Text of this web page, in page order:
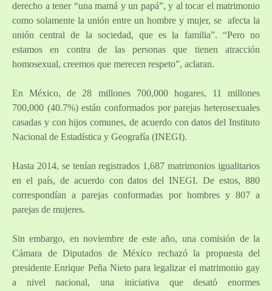
derecho a tener “una mamá y un papá”, y al tocar el matrimonio
como solamente la unión entre un hombre y mujer, se afecta la
unión central de la sociedad, que es la familia”. “Pero no
estamos en contra de las personas que tienen atracción
homosexual, creemos que merecen respeto”, aclaran.
En México, de 28 millones 700,000 hogares, 11 millones
700,000 (40.7%) están conformados por parejas heterosexuales
casadas y con hijos comunes, de acuerdo con datos del Instituto
Nacional de Estadística y Geografía (INEGI).
Hasta 2014, se tenían registrados 1,687 matrimonios igualitarios
en el país, de acuerdo con datos del INEGI. De estos, 880
correspondían a parejas conformadas por hombres y 807 a
parejas de mujeres.
Sin embargo, en noviembre de este año, una comisión de la
Cámara de Diputados de México rechazó la propuesta del
presidente Enrique Peña Nieto para legalizar el matrimonio gay
a nivel nacional, una iniciativa que desató enormes